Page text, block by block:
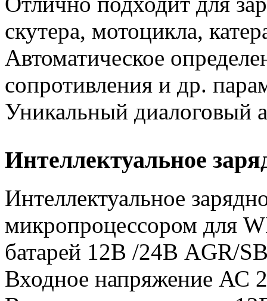
скутера, мотоцикла,
Автоматическое
сопротивления и др.
Уникальный диалоговый
Интеллектуальное
Интеллектуальное
микропроцессором для
батарей 12В /24В AGR/
Входное напряжение АС